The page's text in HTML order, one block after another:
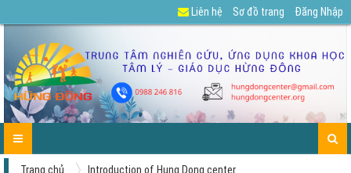
Liên hệ Sơ đồ trang
Đăng Nhập
TRANG
THIỆU
TỨC-
ĐỘNG
DỊCH
ÁN
DỤNG
LIỆU
SẺ
PHỤ
HUYNH
HỆ
GÓP
Ý
Trang chủ
Introduction of Hung Dong center